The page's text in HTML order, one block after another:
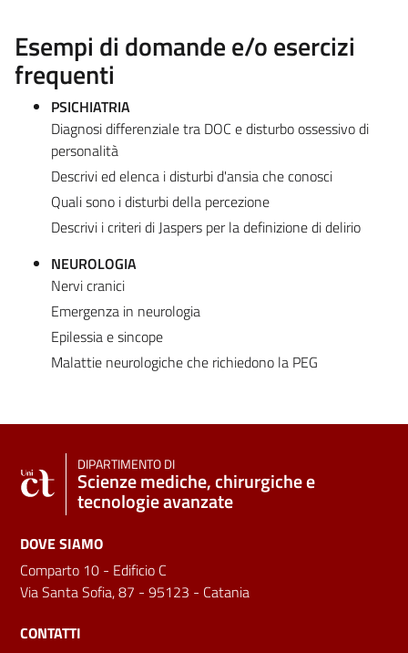
Esempi di domande e/o esercizi
frequenti
PSICHIATRIA
Diagnosi differenziale tra DOC e disturbo ossessivo di
personalità
Descrivi ed elenca i disturbi d'ansia che conosci
Quali sono i disturbi della percezione
Descrivi i criteri di Jaspers per la definizione di delirio
NEUROLOGIA
Nervi cranici
Emergenza in neurologia
Epilessia e sincope
Malattie neurologiche che richiedono la PEG
DIPARTIMENTO DI
Scienze mediche, chirurgiche e
tecnologie avanzate
DOVE SIAMO
Comparto 10 - Edificio C
Via Santa Sofia, 87 - 95123 - Catania
CONTATTI